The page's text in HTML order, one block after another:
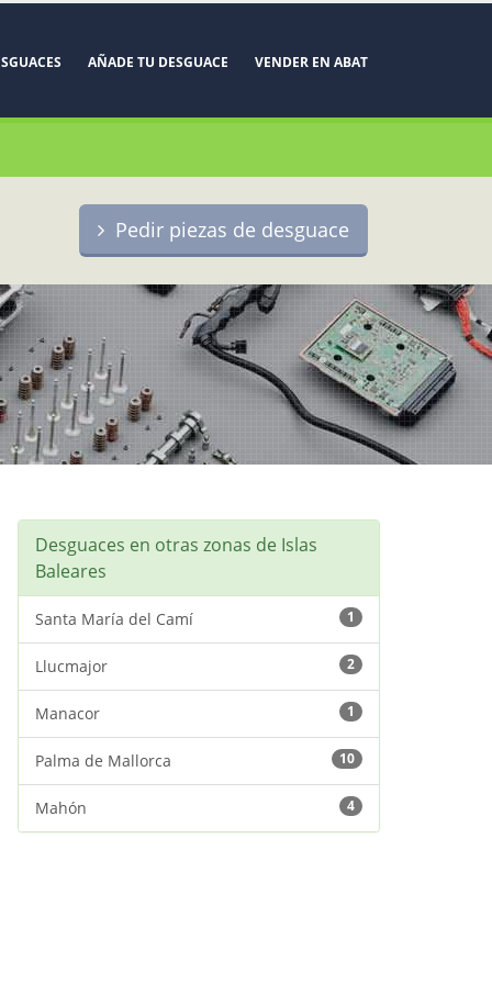
AÑADE TU DESGUACE VENDER EN ABAT
Pedir piezas de desguace
Desguaces en otras zonas de Islas
Baleares
Santa María del Camí 1
Llucmajor 2
Manacor 1
Palma de Mallorca 10
Mahón 4